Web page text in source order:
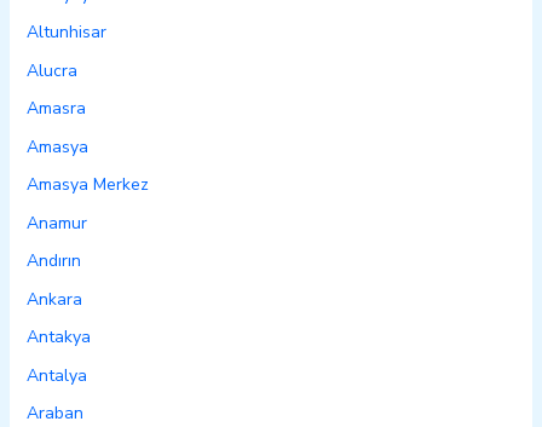
Altunhisar
Alucra
Amasra
Amasya
Amasya Merkez
Anamur
Andırın
Ankara
Antakya
Antalya
Araban